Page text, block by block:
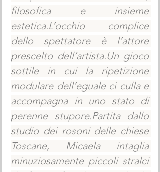
filosofica e insieme
estetica.L’occhio complice
dello spettatore è l’attore
prescelto dell’artista.Un gioco
sottile in cui la ripetizione
modulare dell’eguale ci culla e
accompagna in uno stato di
perenne stupore.Partita dallo
studio dei rosoni delle chiese
Toscane, Micaela intaglia
minuziosamente piccoli stralci